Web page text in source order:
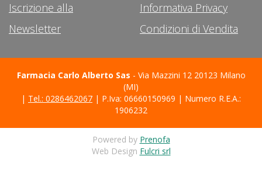
Iscrizione alla
Newsletter
Informativa Privacy
Condizioni di Vendita
Farmacia Carlo Alberto Sas - Via Mazzini 12 20123 Milano
(MI)
| Tel.: 0286462067 | P.Iva: 06660150969 | Numero R.E.A.:
1906232
Powered by Prenofa
Web Design Fulcri srl